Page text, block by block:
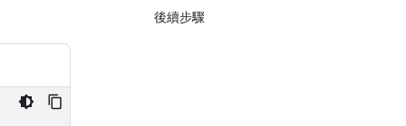
後續步驟